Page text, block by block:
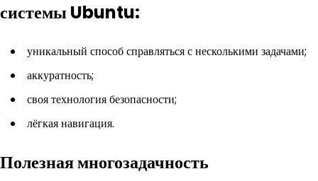
системы Ubuntu:
уникальный способ справляться с несколькими задачами;
аккуратность;
своя технология безопасности;
лёгкая навигация.
Полезная многозадачность